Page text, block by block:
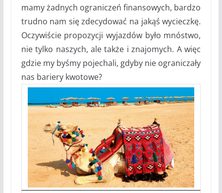
mamy żadnych ograniczeń finansowych, bardzo
trudno nam się zdecydować na jakąś wycieczkę.
Oczywiście propozycji wyjazdów było mnóstwo,
nie tylko naszych, ale także i znajomych. A więc
gdzie my byśmy pojechali, gdyby nie ograniczały
nas bariery kwotowe?